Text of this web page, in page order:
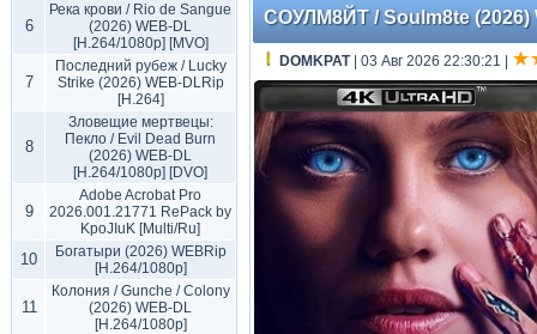
6
Река крови / Rio de Sangue
(2026) WEB-DL
[H.264/1080p] [MVO]
7
Последний рубеж / Lucky
Strike (2026) WEB-DLRip
[H.264]
8
Зловещие мертвецы:
Пекло / Evil Dead Burn
(2026) WEB-DL
[H.264/1080p] [DVO]
9
Adobe Acrobat Pro
2026.001.21771 RePack by
KpoJIuK [Multi/Ru]
10
Богатыри (2026) WEBRip
[H.264/1080p]
11
Колония / Gunche / Colony
(2026) WEB-DL
[H.264/1080p]
СОУЛМ8ЙТ / Soulm8te (2026)
DOMKPAT| 03 Авг 2026 22:30:21